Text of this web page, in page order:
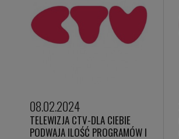
08.02.2024
TELEWIZJA CTV-DLA CIEBIE
PODWAJA ILOŚĆ PROGRAMÓW I